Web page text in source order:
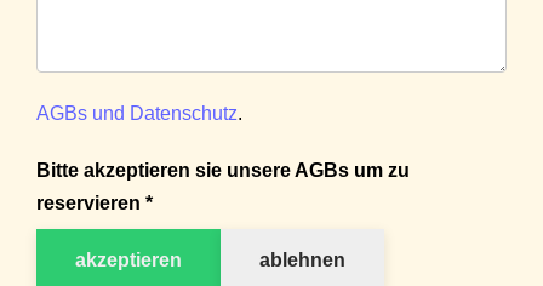
AGBs und Datenschutz.
Bitte akzeptieren sie unsere AGBs um zu
reservieren *
akzeptieren ablehnen